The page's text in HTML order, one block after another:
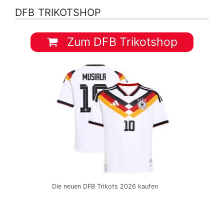
DFB TRIKOTSHOP
Zum DFB Trikotshop
Die neuen DFB Trikots 2026 kaufen